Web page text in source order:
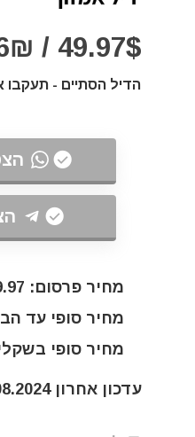
49.97$ / 186₪
הדיל הסתיים - תעקבו
מחיר פרסום: $49.97
מחיר סופי עד הבית:
מחיר סופי בשקלים:
עדכון אחרון 11.08.2024 בשעה 23:15